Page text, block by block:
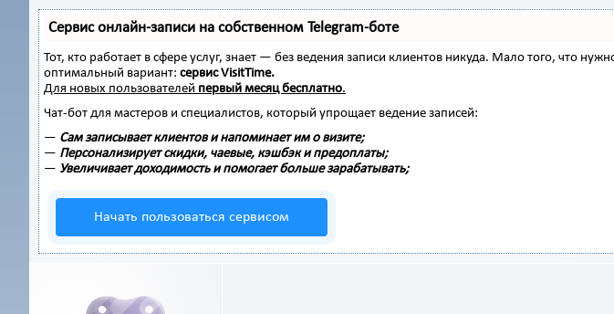
Сервис онлайн-записи на собственном Telegram-боте
Тот, кто работает в сфере услуг, знает — без ведения записи клиентов никуда. Мало того, что
оптимальный вариант: сервис VisitTime.
Для новых пользователей первый месяц бесплатно.
Чат-бот для мастеров и специалистов, который упрощает ведение записей:
— Сам записывает клиентов и напоминает им о визите;
— Персонализирует скидки, чаевые, кэшбэк и предоплаты;
— Увеличивает доходимость и помогает больше зарабатывать;
Начать пользоваться сервисом